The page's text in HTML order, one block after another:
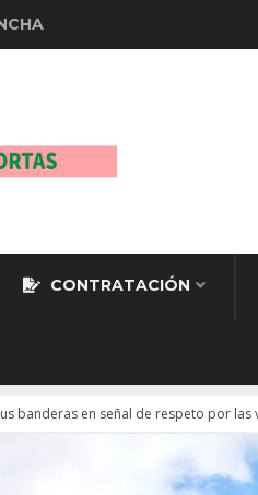
CONTRATACIÓN
banderas en señal de respeto por